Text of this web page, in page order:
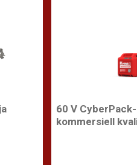
60 V
kommersiell